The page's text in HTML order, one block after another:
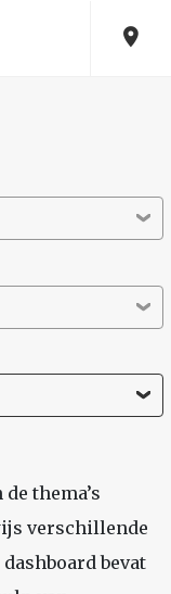
thema’s
verschillende
bevat